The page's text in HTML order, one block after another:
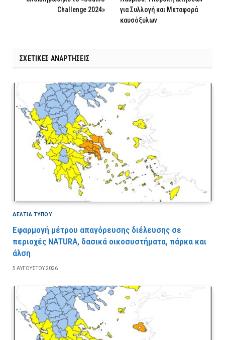
Challenge 2024»
για Συλλογή και Μεταφορά
καυσόξυλων
ΣΧΕΤΙΚΈΣ ΑΝΑΡΤΉΣΕΙΣ
ΔΕΛΤΙΑ ΤΥΠΟΥ
Εφαρμογή μέτρου απαγόρευσης διέλευσης σε
περιοχές NATURA, δασικά οικοσυστήματα, πάρκα και
άλση
5 ΑΥΓΟΎΣΤΟΥ 2026